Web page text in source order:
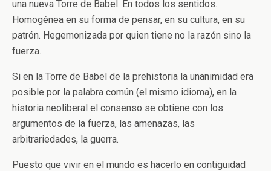
una nueva Torre de Babel. En todos los sentidos.
Homogénea en su forma de pensar, en su cultura, en su
patrón. Hegemonizada por quien tiene no la razón sino la
fuerza.
Si en la Torre de Babel de la prehistoria la unanimidad era
posible por la palabra común (el mismo idioma), en la
historia neoliberal el consenso se obtiene con los
argumentos de la fuerza, las amenazas, las
arbitrariedades, la guerra.
Puesto que vivir en el mundo es hacerlo en contigüidad